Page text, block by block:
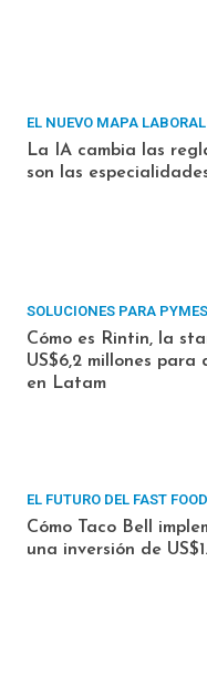
EL NUEVO MAPA LABORAL
La IA cambia las
son las
SOLUCIONES PARA PYMES
Cómo es Rintin, la
US$6,2 millones
en Latam
EL FUTURO DEL FAST FOOD
Cómo Taco Bell
una inversión de